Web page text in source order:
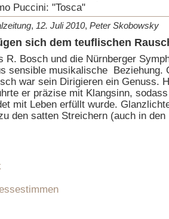
Puccini: "Tosca"
, 12. Juli 2010, Peter Skobowsky
sich dem teuflischen
R. Bosch und die Nürnberger
sensible musikalische Beziehung.
war sein Dirigieren ein Genuss.
er präzise mit Klangsinn,
mit Leben erfüllt wurde.
den satten Streichern (auch in den